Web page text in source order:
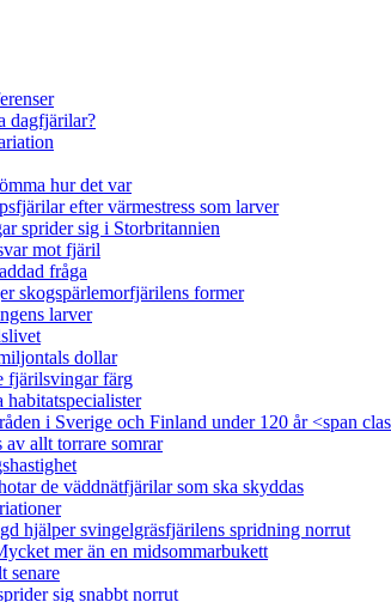
dagfjärilar?
hur det var
efter värmestress som larver
sprider sig i Storbritannien
mot fjäril
fråga
skogspärlemorfjärilens former
larver
dollar
fjärilsvingar färg
i Sverige och Finland under 120 år <span
av allt torrare somrar
de väddnätfjärilar som ska skyddas
hjälper svingelgräsfjärilens spridning norrut
mer än en midsommarbukett
senare
sig snabbt norrut